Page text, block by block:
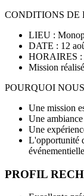
CONDITIONS DE
LIEU :
DATE : 12
HORAIRES :
Mission
POURQUOI
Une mission
Une
Une
L'opportunité
PROFIL